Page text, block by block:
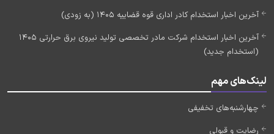
آخرین اخبار استخدام کادر اداری قوه قضاییه 1405 (به زودی)
آخرین اخبار استخدام شرکت مادر تخصصی تولید نیروی برق حرارتی 1405
(استخدام جدید)
لینک‌های مهم
چهارشنبه‌های تخفیفی
رضایت و قبولی